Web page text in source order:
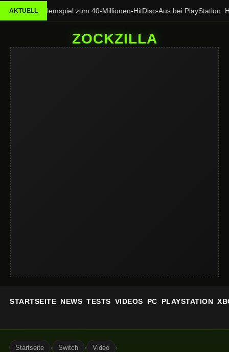
AKTUELL
Vom Problemspiel zum 40-Millionen-HitDisc-Aus bei PlayStation:
ZOCKZILLA
STARTSEITE NEWS TESTS VIDEOS PC PLAYSTATION
Startseite › Switch › Video ›